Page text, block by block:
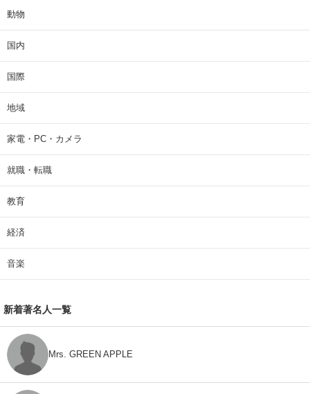
動物
国内
国際
地域
家電・PC・カメラ
就職・転職
教育
経済
音楽
新着著名人一覧
Mrs. GREEN APPLE